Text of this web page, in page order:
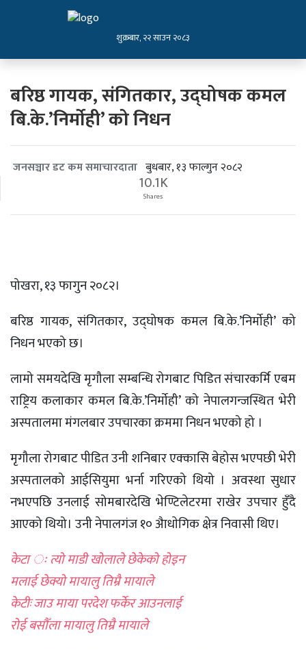
शुक्रबार, २२ साउन २०८३
बरिष्ठ गायक, संगितकार, उद्घोषक कमल
बि.के.’निर्माेही’ को निधन
जनसञ्चार डट कम समाचारदाता बुधबार, १३ फाल्गुन २०८२
10.1K
Shares
पोखरा, १३ फागुन २०८२।
बरिष्ठ गायक, संगितकार, उद्घोषक कमल बि.के.’निर्माेही’ को
निधन भएको छ।
लामो समयदेखि मृगौला सम्बन्धि रोगबाट पिडित संचारकर्मि एबम
राष्ट्रिय कलाकार कमल बि.के.’निर्माेही’ को नेपालगन्जस्थित भेरी
अस्पतालमा मंगलबार उपचारका क्रममा निधन भएको हो ।
मृगौला रोगबाट पीडित उनी शनिबार एक्कासि बेहोस भएपछी भेरी
अस्पतालको आईसियुमा भर्ना गरिएको थियो । अवस्था सुधार
नभएपछि उनलाई सोमबारदेखि भेण्टिलेटरमा राखेर उपचार हुँदै
आएको थियो। उनी नेपालगंज १० अैाधाेगिक क्षेत्र निवासी थिए।
केटा ः त्यो माडी खोलाले छेकेको होइन
मलाई छेक्यो मायालु तिम्रै मायाले
केटीः जाउ माया परदेश फर्केर आउनलाई
रोई बसौँला मायालु तिम्रै मायाले